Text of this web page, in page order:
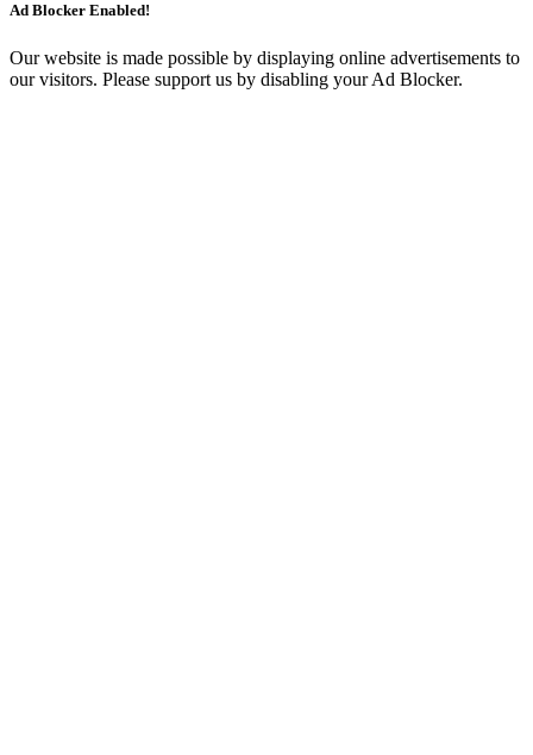
Ad Blocker Enabled!
Our website is made possible by displaying online advertisements to
our visitors. Please support us by disabling your Ad Blocker.